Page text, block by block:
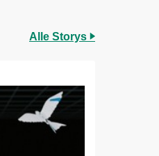
Alle Storys